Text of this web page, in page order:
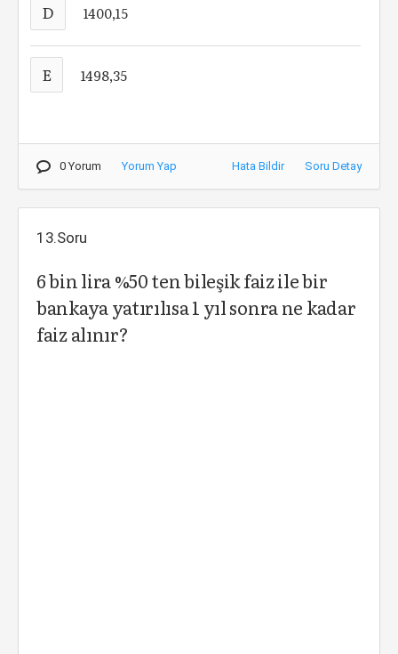
D 1400,15
E 1498,35
0 Yorum Yorum Yap Hata Bildir Soru Detay
13.Soru
6 bin lira %50 ten bileşik faiz ile bir
bankaya yatırılısa 1 yıl sonra ne kadar
faiz alınır?